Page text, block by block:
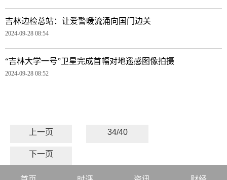
吉林边检总站：让爱警暖流涌向国门边关
2024-09-28 08:54
“吉林大学一号”卫星完成首幅对地遥感图像拍摄
2024-09-28 08:52
上一页 34/40
下一页